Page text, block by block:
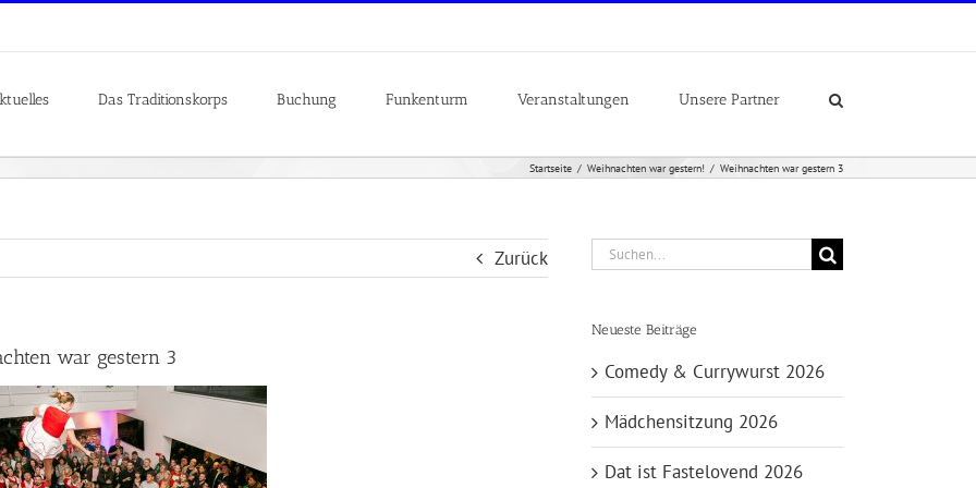
Das Traditionskorps Buchung Funkenturm Veranstaltungen Unsere Partner
Startseite Weihnachten war gestern! Weihnachten war gestern 3
Zurück
war gestern 3
Suche
nach:
Neueste Beiträge
Comedy & Currywurst 2026
Mädchensitzung 2026
Dat ist Fastelovend 2026